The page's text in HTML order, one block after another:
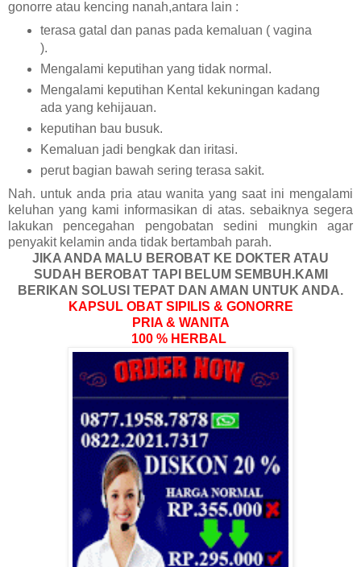
gonorre atau kencing nanah,antara lain :
terasa gatal dan panas pada kemaluan ( vagina
).
Mengalami keputihan yang tidak normal.
Mengalami keputihan Kental kekuningan kadang
ada yang kehijauan.
keputihan bau busuk.
Kemaluan jadi bengkak dan iritasi.
perut bagian bawah sering terasa sakit.
Nah. untuk anda pria atau wanita yang saat ini mengalami
keluhan yang kami informasikan di atas. sebaiknya segera
lakukan pencegahan pengobatan sedini mungkin agar
penyakit kelamin anda tidak bertambah parah.
JIKA ANDA MALU BEROBAT KE DOKTER ATAU
SUDAH BEROBAT TAPI BELUM SEMBUH.KAMI
BERIKAN SOLUSI TEPAT DAN AMAN UNTUK ANDA.
KAPSUL OBAT SIPILIS & GONORRE
PRIA & WANITA
100 % HERBAL